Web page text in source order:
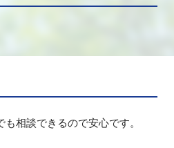
相談できるので安心です。